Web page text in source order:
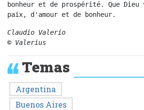
bonheur et de prospérité. Que Dieu
paix, d'amour et de bonheur.
Claudio Valerio
© Valerius
Temas
Argentina
Buenos Aires